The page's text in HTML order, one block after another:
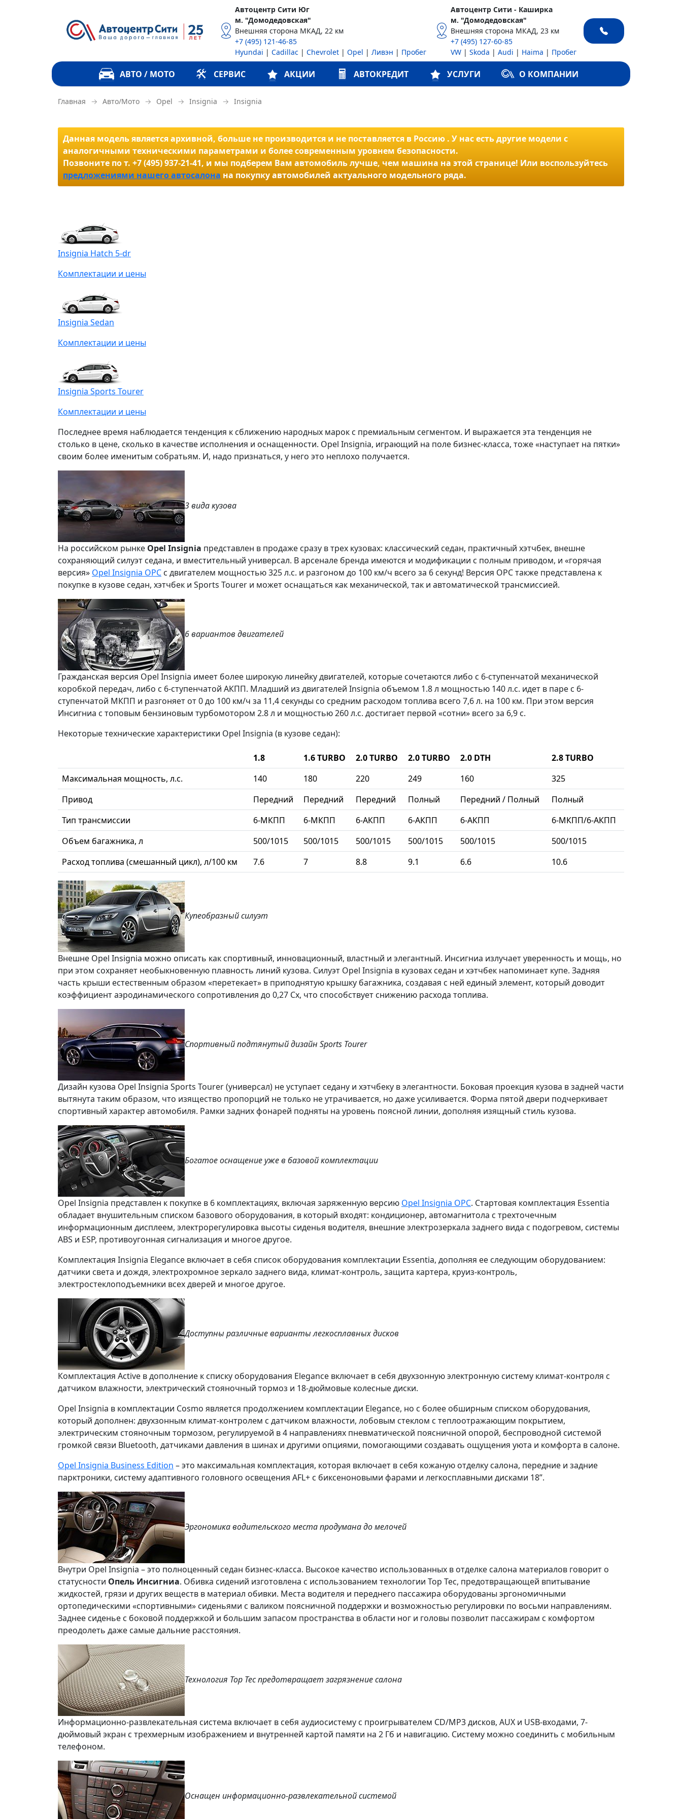
Автоцентр Сити Юг
м. "Домодедовская"
Внешняя сторона МКАД, 22 км
+7 (495) 121-46-85
Hyundai | Cadillac| Chevrolet| Opel | Ливэн | Пробег
Автоцентр Сити - Каширка
м. "Домодедовская"
Внешняя сторона МКАД, 23 км
+7 (495) 127-60-85
VW |Skoda |Audi | Haima | Пробег
АВТО / МОТО СЕРВИС АКЦИИ АВТОКРЕДИТ УСЛУГИ О КОМПАНИИ
Главная → Авто/Мото → Opel → Insignia → Insignia
Данная модель является архивной, больше не производится и не поставляется в Россию . У нас есть другие модели с
аналогичными техническими параметрами и более современным уровнем безопасности.
Позвоните по т. +7 (495) 937-21-41, и мы подберем Вам автомобиль лучше, чем машина на этой странице! Или воспользуйтесь
предложениями нашего автосалона на покупку автомобилей актуального модельного ряда.
Insignia Hatch 5-dr
Комплектации и цены
Insignia Sedan
Комплектации и цены
Insignia Sports Tourer
Комплектации и цены
Последнее время наблюдается тенденция к сближению народных марок с премиальным сегментом. И выражается эта тенденция не
столько в цене, сколько в качестве исполнения и оснащенности. Opel Insignia, играющий на поле бизнес-класса, тоже «наступает на пятки»
своим более именитым собратьям. И, надо признаться, у него это неплохо получается.
3 вида кузова
На российском рынке Opel Insignia представлен в продаже сразу в трех кузовах: классический седан, практичный хэтчбек, внешне
сохраняющий силуэт седана, и вместительный универсал. В арсенале бренда имеются и модификации с полным приводом, и «горячая
версия» Opel Insignia OPC с двигателем мощностью 325 л.с. и разгоном до 100 км/ч всего за 6 секунд! Версия OPC также представлена к
покупке в кузове седан, хэтчбек и Sports Tourer и может оснащаться как механической, так и автоматической трансмиссией.
6 вариантов двигателей
Гражданская версия Opel Insignia имеет более широкую линейку двигателей, которые сочетаются либо с 6-ступенчатой механической
коробкой передач, либо с 6-ступенчатой АКПП. Младший из двигателей Insignia объемом 1.8 л мощностью 140 л.с. идет в паре с 6-
ступенчатой МКПП и разгоняет от 0 до 100 км/ч за 11,4 секунды со средним расходом топлива всего 7,6 л. на 100 км. При этом версия
Инсигниа с топовым бензиновым турбомотором 2.8 л и мощностью 260 л.с. достигает первой «сотни» всего за 6,9 с.
Некоторые технические характеристики Opel Insignia (в кузове седан):
1.8 1.6 TURBO 2.0 TURBO 2.0 TURBO 2.0 DTH
2.8 TURBO
Максимальная мощность, л.с.
140 180 220 249 160
325
Привод
Передний Передний Передний Полный Передний / Полный
Полный
Тип трансмиссии
6-МКПП 6-МКПП 6-АКПП 6-АКПП 6-АКПП
6-МКПП/6-АКПП
Объем багажника, л
500/1015 500/1015 500/1015 500/1015 500/1015
500/1015
Расход топлива (смешанный цикл), л/100 км
7.6 7 8.8 9.1 6.6 10.6
Купеобразный силуэт
Внешне Opel Insignia можно описать как спортивный, инновационный, властный и элегантный. Инсигниа излучает уверенность и мощь, но
при этом сохраняет необыкновенную плавность линий кузова. Силуэт Opel Insignia в кузовах седан и хэтчбек напоминает купе. Задняя
часть крыши естественным образом «перетекает» в приподнятую крышку багажника, создавая с ней единый элемент, который доводит
коэффициент аэродинамического сопротивления до 0,27 Сх, что способствует снижению расхода топлива.
Спортивный подтянутый дизайн Sports Tourer
Дизайн кузова Opel Insignia Sports Tourer(универсал) не уступает седану и хэтчбеку в элегантности. Боковая проекция кузова в задней части
вытянута таким образом, что изящество пропорций не только не утрачивается, но даже усиливается. Форма пятой двери подчеркивает
спортивный характер автомобиля. Рамки задних фонарей подняты на уровень поясной линии, дополняя изящный стиль кузова.
Богатое оснащение уже в базовой комплектации
Opel Insignia представлен к покупке в 6 комплектациях, включая заряженную версию Opel Insignia OPC. Стартовая комплектация Essentia
обладает внушительным списком базового оборудования, в который входят: кондиционер, автомагнитола с трехточечным
информационным дисплеем, электрорегулировка высоты сиденья водителя, внешние электрозеркала заднего вида с подогревом, системы
ABS и ESP, противоугонная сигнализация и многое другое.
Комплектация Insignia Elegance включает в себя список оборудования комплектации Essentia, дополняя ее следующим оборудованием:
датчики света и дождя, электрохромное зеркало заднего вида, климат-контроль, защита картера, круиз-контроль,
электростеклоподъемники всех дверей и многое другое.
Доступны различные варианты легкосплавных дисков
Комплектация Active в дополнение к списку оборудования Elegance включает в себя двухзонную электронную систему климат-контроля с
датчиком влажности, электрический стояночный тормоз и 18-дюймовые колесные диски.
Opel Insignia в комплектации Cosmo является продолжением комплектации Elegance, но с более обширным списком оборудования,
который дополнен: двухзонным климат-контролем с датчиком влажности, лобовым стеклом с теплоотражающим покрытием,
электрическим стояночным тормозом, регулируемой в 4 направлениях пневматической поясничной опорой, беспроводной системой
громкой связи Bluetooth, датчиками давления в шинах и другими опциями, помогающими создавать ощущения уюта и комфорта в салоне.
Opel Insignia Business Edition – это максимальная комплектация, которая включает в себя кожаную отделку салона, передние и задние
парктроники, систему адаптивного головного освещения AFL+ с биксеноновыми фарами и легкосплавными дисками 18”.
Эргономика водительского места продумана до мелочей
Внутри Opel Insignia – это полноценный седан бизнес-класса. Высокое качество использованных в отделке салона материалов говорит о
статусности Опель Инсигниа. Обивка сидений изготовлена с использованием технологии Top Tec, предотвращающей впитывание
жидкостей, грязи и других веществ в материал обивки. Места водителя и переднего пассажира оборудованы эргономичными
ортопедическими «спортивными» сиденьями с валиком поясничной поддержки и возможностью регулировки по восьми направлениям.
Заднее сиденье с боковой поддержкой и большим запасом пространства в области ног и головы позволит пассажирам с комфортом
преодолеть даже самые дальние расстояния.
Технология Top Tec предотвращает загрязнение салона
Информационно-развлекательная система включает в себя аудиосистему с проигрывателем CD/MP3 дисков, AUX и USB-входами, 7-
дюймовый экран с трехмерным изображением и внутренней картой памяти на 2 Гб и навигацию. Систему можно соединить с мобильным
телефоном.
Оснащен информационно-развлекательной системой